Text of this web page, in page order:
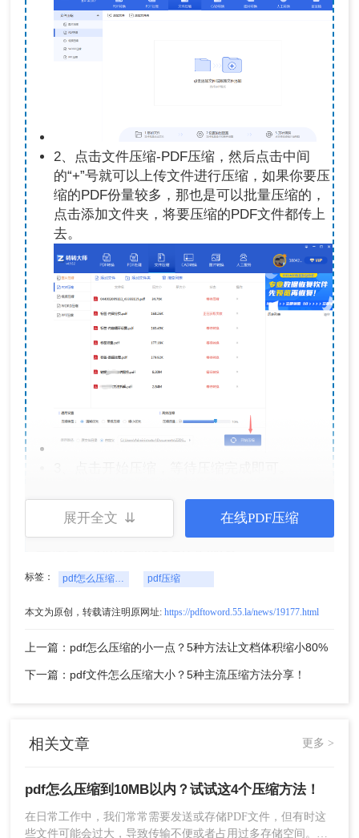
2、点击文件压缩-PDF压缩，然后点击中间
的“+”号就可以上传文件进行压缩，如果你要压
缩的PDF份量较多，那也是可以批量压缩的，
点击添加文件夹，将要压缩的PDF文件都传上
去。
注意：压缩前备份原文件以防丢失重要信息；避免
过度压缩影响阅读体验。
在线pdf压缩工具无需下载安装任何软件，只需通过
浏览器上传文件即可完成压缩过程。这类服务通常
服务免费。
推荐工具：
https://pdftoword.55.la/compress-pdf/
展开全文 ⇊ 在线PDF压缩
标签： pdf怎么压缩到10MB以内 pdf压缩
本文为原创，转载请注明原网址: https://pdftoword.55.la/news/19177.html
上一篇：pdf怎么压缩的小一点？5种方法让文档体积缩小80%
下一篇：pdf文件怎么压缩大小？5种主流压缩方法分享！
相关文章 更多 >
pdf怎么压缩到10MB以内？试试这4个压缩方法！
在日常工作中，我们常常需要发送或存储PDF文件，但有时这
些文件可能会过大，导致传输不便或者占用过多存储空间。为